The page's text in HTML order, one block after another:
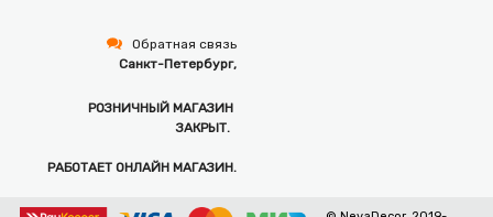
Обратная связь
Санкт-Петербург,
РОЗНИЧНЫЙ МАГАЗИН
ЗАКРЫТ.
РАБОТАЕТ ОНЛАЙН МАГАЗИН.